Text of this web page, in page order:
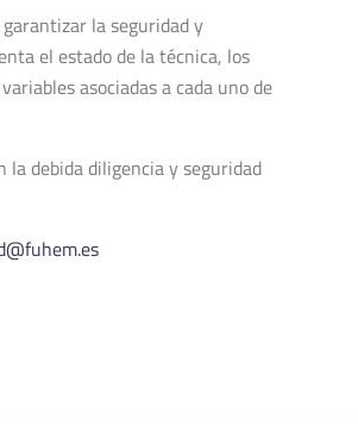
la seguridad y
el estado de la técnica, los
asociadas a cada uno de
la debida diligencia y seguridad